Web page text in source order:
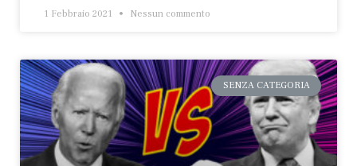
1 Febbraio 2021 Nessun commento
SENZA CATEGORIA